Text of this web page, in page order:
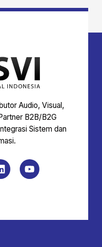
Audio, Visual,
B2B/B2G
Sistem dan